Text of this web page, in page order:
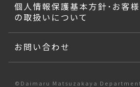
個人情報保護基本方針･お客
の取扱いについて
お問い合わせ
©Daimaru Matsuzakaya